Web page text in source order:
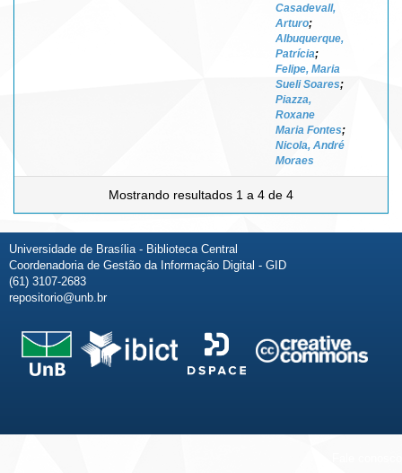
Casadevall,
Arturo;
Albuquerque,
Patrícia;
Felipe, Maria
Sueli Soares;
Piazza,
Roxane
Maria Fontes;
Nicola, André
Moraes
Mostrando resultados 1 a 4 de 4
Universidade de Brasília - Biblioteca Central
Coordenadoria de Gestão da Informação Digital - GID
(61) 3107-2683
repositorio@unb.br